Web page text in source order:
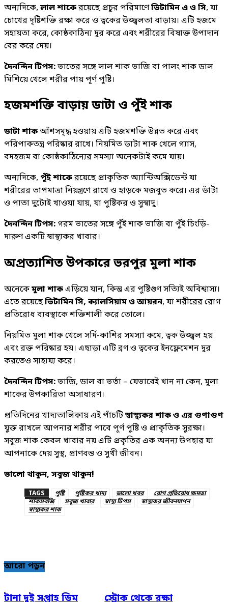
অন্যদিকে, লাল শাকেরয়েছে প্রচুর পরিমাণেভিটামিন এ ও সি, যা
চোখের দৃষ্টিশক্তি রক্ষা করে ও ত্বকের উজ্জ্বলতা বাড়ায়। এটি হজমে
সহায়তা করে, কোষ্ঠকাঠিন্য দূর করে এবং শরীরের বিষাক্ত উপাদান
বের করে দেয়।
দৈনন্দিন টিপস:ভাতের সঙ্গে লাল শাক ভাজি বা পালং শাক ডাল
মিশিয়ে খেলে শরীর পায় পূর্ণ পুষ্টি।
হজমশক্তি বাড়ায় ডাটা ও পুঁই শাক
ডাটা শাকআঁশসমৃদ্ধ হওয়ায় এটি হজমশক্তি উন্নত করে এবং
পরিপাকতন্ত্র পরিষ্কার রাখে। নিয়মিত ডাটা শাক খেলে গ্যাস,
বদহজম বা কোষ্ঠকাঠিন্যের সমস্যা অনেকটাই কমে যায়।
অন্যদিকে, পুঁই শাকেরয়েছে প্রাকৃতিক অ্যান্টিঅক্সিডেন্ট যা
শরীরের তাপমাত্রা নিয়ন্ত্রণে রাখে ও হাড়কে মজবুত করে। এর ডাঁটা
ও পাতা দুটোই খাওয়া যায়, যা পুষ্টিকর ও সুস্বাদু।
দৈনন্দিন টিপস: গরম ভাতের সঙ্গে পুঁই শাক ভাজি বা পুঁই চিংড়ি-
দারুণ একটি স্বাস্থ্যকর খাবার।
অপ্রত্যাশিত উপকারে ভরপুর মুলা শাক
অনেকেমুলা শাকএড়িয়ে যান, কিন্তু এর পুষ্টিগুণ সত্যিই অবিশ্বাস্য।
এতে রয়েছেভিটামিন সি, ক্যালসিয়াম ও আয়রন, যা শরীরের রোগ
প্রতিরোধ ব্যবস্থাকে শক্তিশালী করে তোলে।
নিয়মিত মুলা শাক খেলে সর্দি-কাশির সমস্যা কমে, ত্বক উজ্জ্বল হয়
এবং রক্ত পরিষ্কার হয়। এছাড়া এটি ব্রণ ও ত্বকের ইনফ্লেমেশন দূর
করতেও সাহায্য করে।
দৈনন্দিন টিপস:ভাজি, ডাল বা ভর্তা – যেভাবেই খান না কেন, মুলা
শাকের উপকারিতা অসাধারণ।
প্রতিদিনের খাদ্যতালিকায় এই পাঁচটিস্বাস্থ্যকর শাক ও এর গুণাগুণ
যুক্ত রাখলে আপনার শরীর পাবে পূর্ণ পুষ্টি ও প্রাকৃতিক সুরক্ষা।
সবুজ শাক কেবল খাবার নয় এটি প্রকৃতির এক অনন্য উপহার যা
আপনাকে দেয় সুস্থ, প্রাণবন্ত ও সুখী জীবন।
ভালো থাকুন, সবুজ থাকুন!
TAGS পুষ্টি পুষ্টিকর খাদ্য ভালো খবর
রোগ প্রতিরোধ ক্ষমতা
শাকসবজি
সবুজ খাবার স্বাস্থ্য টিপস
স্বাস্থ্যকর জীবনযাপন
স্বাস্থ্যকর শাক
আরো পড়ুন
টানা দুই সপ্তাহ ডিম স্ট্রোক থেকে রক্ষা